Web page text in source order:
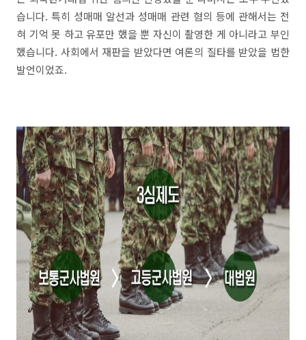
습니다. 특히 성매매 알선과 성매매 관련 혐의 등에 관해서는 전
혀 기억 못 하고 유포만 했을 뿐 자신이 촬영한 게 아니라고 부인
했습니다. 사회에서 재판을 받았다면 여론의 질타를 받았을 법한
발언이었죠.